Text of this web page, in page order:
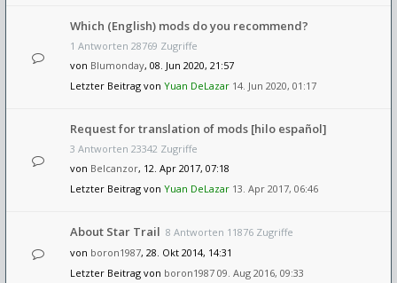
Which (English) mods do you recommend?
1 Antworten 28769 Zugriffe
von Blumonday, 08. Jun 2020, 21:57
Letzter Beitrag von Yuan DeLazar 14. Jun 2020, 01:17
Request for translation of mods [hilo español]
3 Antworten 23342 Zugriffe
von Belcanzor, 12. Apr 2017, 07:18
Letzter Beitrag von Yuan DeLazar 13. Apr 2017, 06:46
About Star Trail 8 Antworten 11876 Zugriffe
von boron1987, 28. Okt 2014, 14:31
Letzter Beitrag von boron1987 09. Aug 2016, 09:33